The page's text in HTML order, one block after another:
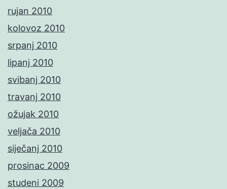
rujan 2010
kolovoz 2010
srpanj 2010
lipanj 2010
svibanj 2010
travanj 2010
ožujak 2010
veljača 2010
siječanj 2010
prosinac 2009
studeni 2009